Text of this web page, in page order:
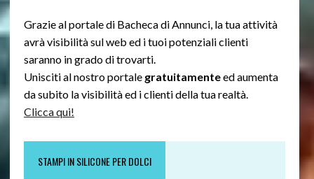
Grazie al portale di Bacheca di Annunci, la tua attività
avrà visibilità sul web ed i tuoi potenziali clienti
saranno in grado di trovarti.
Unisciti al nostro portale gratuitamenteed aumenta
da subito la visibilità ed i clienti della tua realtà.
Clicca qui!
STAMPI IN SILICONE PER DOLCI